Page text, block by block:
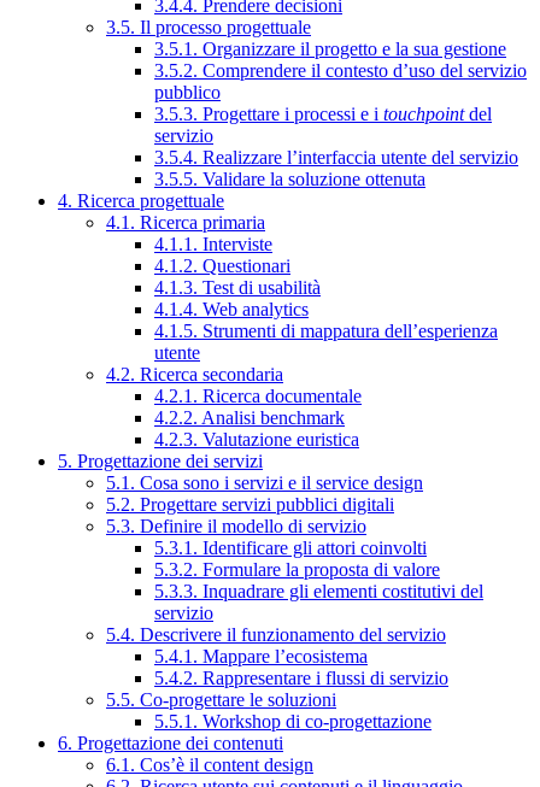
3.4.4. Prendere decisioni
3.5. Il processo progettuale
3.5.1. Organizzare il progetto e la sua gestione
3.5.2. Comprendere il contesto d’uso del servizio
pubblico
3.5.3. Progettare i processi e i touchpointdel
servizio
3.5.4. Realizzare l’interfaccia utente del servizio
3.5.5. Validare la soluzione ottenuta
4. Ricerca progettuale
4.1. Ricerca primaria
4.1.1. Interviste
4.1.2. Questionari
4.1.3. Test di usabilità
4.1.4. Web analytics
4.1.5. Strumenti di mappatura dell’esperienza
utente
4.2. Ricerca secondaria
4.2.1. Ricerca documentale
4.2.2. Analisi benchmark
4.2.3. Valutazione euristica
5. Progettazione dei servizi
5.1. Cosa sono i servizi e il service design
5.2. Progettare servizi pubblici digitali
5.3. Definire il modello di servizio
5.3.1. Identificare gli attori coinvolti
5.3.2. Formulare la proposta di valore
5.3.3. Inquadrare gli elementi costitutivi del
servizio
5.4. Descrivere il funzionamento del servizio
5.4.1. Mappare l’ecosistema
5.4.2. Rappresentare i flussi di servizio
5.5. Co-progettare le soluzioni
5.5.1. Workshop di co-progettazione
6. Progettazione dei contenuti
6.1. Cos’è il content design